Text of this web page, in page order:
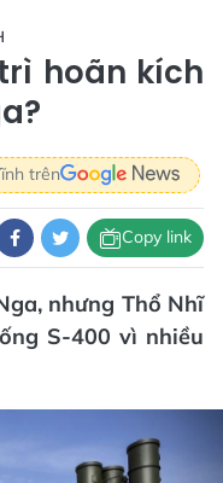
hoãn kích
trên
Copy link
nhưng Thổ Nhĩ
S-400 vì nhiều